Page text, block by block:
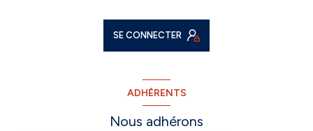
SE CONNECTER
ADHÉRENTS
Nous adhérons